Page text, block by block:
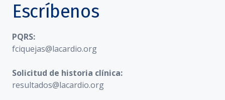
Escríbenos
PQRS:
fciquejas@lacardio.org
Solicitud de historia clínica:
resultados@lacardio.org